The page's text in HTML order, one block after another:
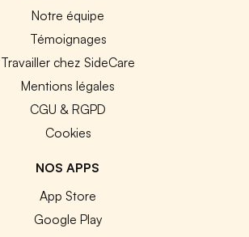
Notre équipe
Témoignages
Travailler chez SideCare
Mentions légales
CGU & RGPD
Cookies
NOS APPS
App Store
Google Play